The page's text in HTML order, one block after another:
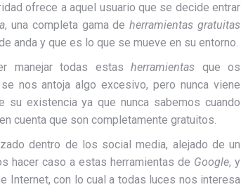
ofrece a aquel usuario que se decide entrar
, una completa gama deherramientas gratuitas
anda y que es lo que se mueve en su entorno.
manejar todas estas herramientas que os
nos antoja algo excesivo, pero nunca viene
su existencia ya que nunca sabemos cuando
cuenta que son completamente gratuitos.
dentro de los social media, alejado de un
hacer caso a estas herramientas de Google, y
Internet, con lo cual a todas luces nos interesa